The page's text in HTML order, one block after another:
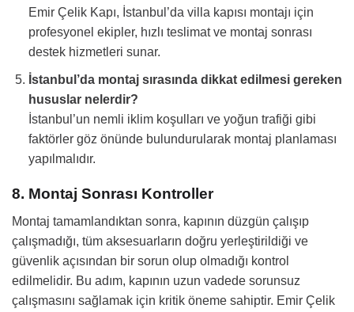
Emir Çelik Kapı, İstanbul’da villa kapısı montajı için
profesyonel ekipler, hızlı teslimat ve montaj sonrası
destek hizmetleri sunar.
İstanbul’da montaj sırasında dikkat edilmesi gereken
hususlar nelerdir?
İstanbul’un nemli iklim koşulları ve yoğun trafiği gibi
faktörler göz önünde bulundurularak montaj planlaması
yapılmalıdır.
8. Montaj Sonrası Kontroller
Montaj tamamlandıktan sonra, kapının düzgün çalışıp
çalışmadığı, tüm aksesuarların doğru yerleştirildiği ve
güvenlik açısından bir sorun olup olmadığı kontrol
edilmelidir. Bu adım, kapının uzun vadede sorunsuz
çalışmasını sağlamak için kritik öneme sahiptir. Emir Çelik